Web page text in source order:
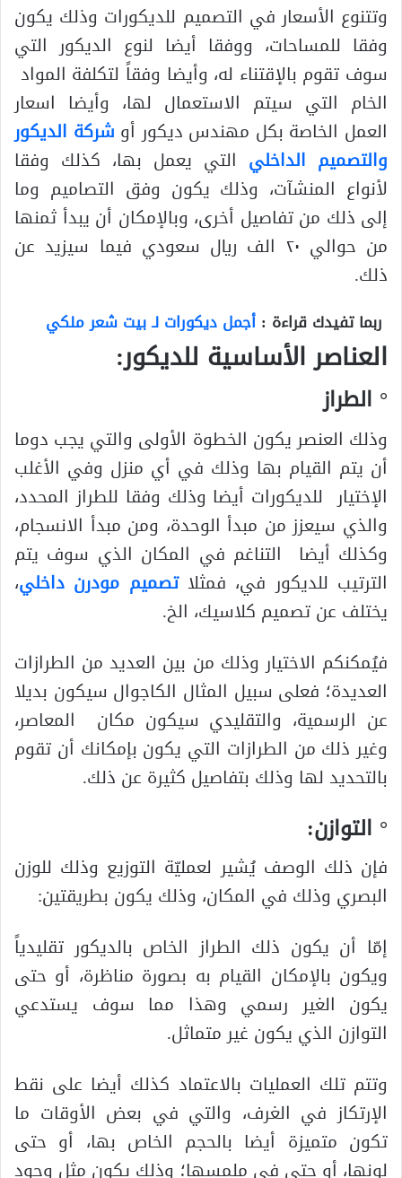
وتتنوع الأسعار في التصميم للديكورات وذلك يكون
وفقا للمساحات، ووفقا أيضا لنوع الديكور التي
سوف تقوم بالإقتناء له، وأيضا وفقاً لتكلفة المواد
الخام التي سيتم الاستعمال لها، وأيضا اسعار
العمل الخاصة بكل مهندس ديكور أو شركة الديكور
والتصميم الداخلي التي يعمل بها، كذلك وفقا
لأنواع المنشآت، وذلك يكون وفق التصاميم وما
إلى ذلك من تفاصيل أخرى، وبالإمكان أن يبدأ ثمنها
من حوالي ٢٠ الف ريال سعودي فيما سيزيد عن
ذلك.
ربما تفيدك قراءة : أجمل ديكورات لـ بيت شعر ملكي
العناصر الأساسية للديكور:
° الطراز
وذلك العنصر يكون الخطوة الأولى والتي يجب دوما
أن يتم القيام بها وذلك في أي منزل وفي الأغلب
الإختيار للديكورات أيضا وذلك وفقا للطراز المحدد،
والذي سيعزز من مبدأ الوحدة، ومن مبدأ الانسجام،
وكذلك أيضا التناغم في المكان الذي سوف يتم
الترتيب للديكور في، فمثلاتصميم مودرن داخلي،
يختلف عن تصميم كلاسيك، الخ.
فيُمكنكم الاختيار وذلك من بين العديد من الطرازات
العديدة؛ فعلى سبيل المثال الكاجوال سيكون بديلا
عن الرسمية، والتقليدي سيكون مكان المعاصر،
وغير ذلك من الطرازات التي يكون بإمكانك أن تقوم
بالتحديد لها وذلك بتفاصيل كثيرة عن ذلك.
° التوازن:
فإن ذلك الوصف يُشير لعمليّة التوزيع وذلك للوزن
البصري وذلك في المكان، وذلك يكون بطريقتين:
إمّا أن يكون ذلك الطراز الخاص بالديكور تقليدياً
ويكون بالإمكان القيام به بصورة مناظرة، أو حتى
يكون الغير رسمي وهذا مما سوف يستدعي
التوازن الذي يكون غير متماثل.
وتتم تلك العمليات بالاعتماد كذلك أيضا على نقط
الإرتكاز في الغرف، والتي في بعض الأوقات ما
تكون متميزة أيضا بالحجم الخاص بها، أو حتى
لونها، أو حتى في ملمسها؛ وذلك يكون مثل وجود